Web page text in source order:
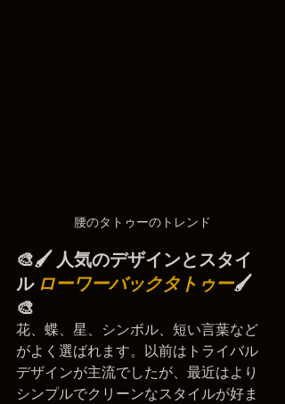
腰のタトゥーのトレンド
🎨🖌️ 人気のデザインとスタイ
ル ローワーバックタトゥー🖌️
🎨
花、蝶、星、シンボル、短い言葉など
がよく選ばれます。以前はトライバル
デザインが主流でしたが、最近はより
シンプルでクリーンなスタイルが好ま